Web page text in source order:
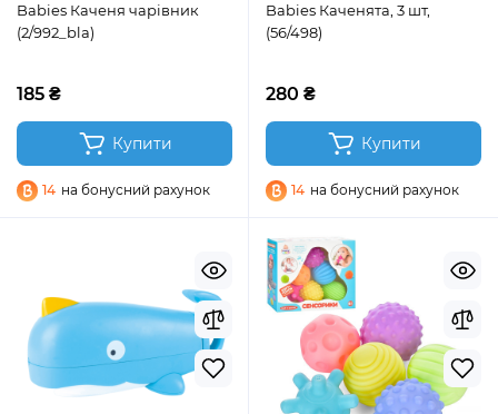
Babies Каченя чарівник
(2/992_bla)
185 ₴
Купити
14 на бонусний рахунок
Babies Каченята, 3 шт,
(56/498)
280 ₴
Купити
14 на бонусний рахунок